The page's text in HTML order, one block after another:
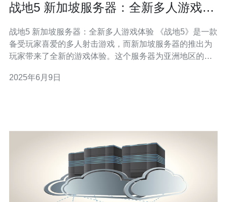
战地5 新加坡服务器：全新多人游戏体
战地5 新加坡服务器：全新多人游戏体验 《战地5》是一款
备受玩家喜爱的多人射击游戏，而新加坡服务器的推出为
玩家带来了全新的游戏体验。这个服务器为亚洲地区的玩
受游戏的乐趣。 新加坡服务器为玩家带来了全新的地图，
2025年6月9日